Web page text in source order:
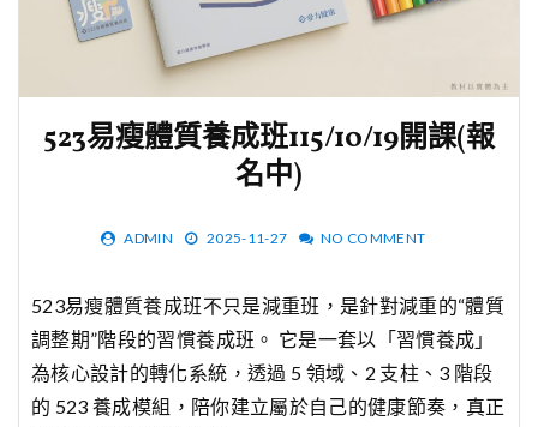
523易瘦體質養成班115/10/19開課(報
名中)
ADMIN 2025-11-27 NO COMMENT
523易瘦體質養成班不只是減重班，是針對減重的“體質
調整期”階段的習慣養成班。 它是一套以「習慣養成」
為核心設計的轉化系統，透過 5 領域、2 支柱、3 階段
的 523 養成模組，陪你建立屬於自己的健康節奏，真正